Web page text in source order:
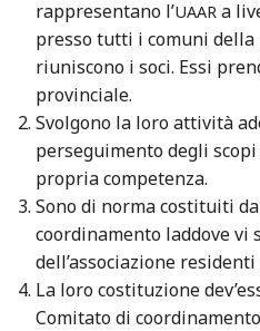
rappresentano l’UAAR a
presso tutti i comuni
riuniscono i soci. Essi
provinciale.
Svolgono la loro attività
perseguimento degli scopi
propria competenza.
Sono di norma costituiti
coordinamento laddove vi
dell’associazione
La loro costituzione
Comitato di